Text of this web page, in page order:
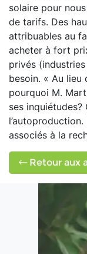
solaire pour
de tarifs. Des
attribuables au
acheter à fort
privés
besoin. « Au
pourquoi M.
ses inquiétudes?
associés à la
Retour aux